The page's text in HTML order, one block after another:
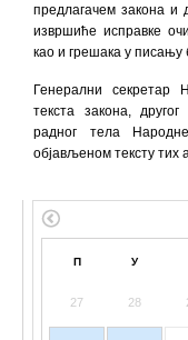
предлагачем закона и
извршиће исправке
као и грешака у писању
Генерални
секретар
текста закона,
радног тела
објављеном тексту тих
П У
27 28